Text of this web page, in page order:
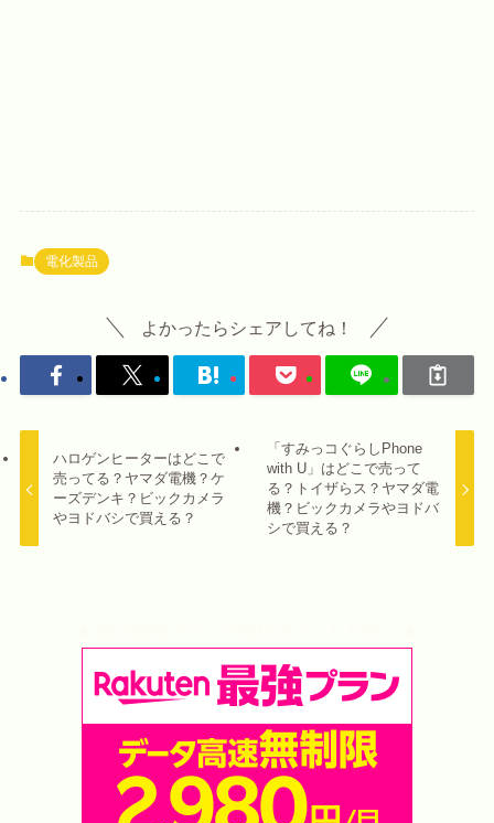
電化製品
よかったらシェアしてね！
ハロゲンヒーターはどこで
売ってる？ヤマダ電機？ケ
ーズデンキ？ビックカメラ
やヨドバシで買える？
「すみっコぐらしPhone
with U」はどこで売って
る？トイザらス？ヤマダ電
機？ビックカメラやヨドバ
シで買える？